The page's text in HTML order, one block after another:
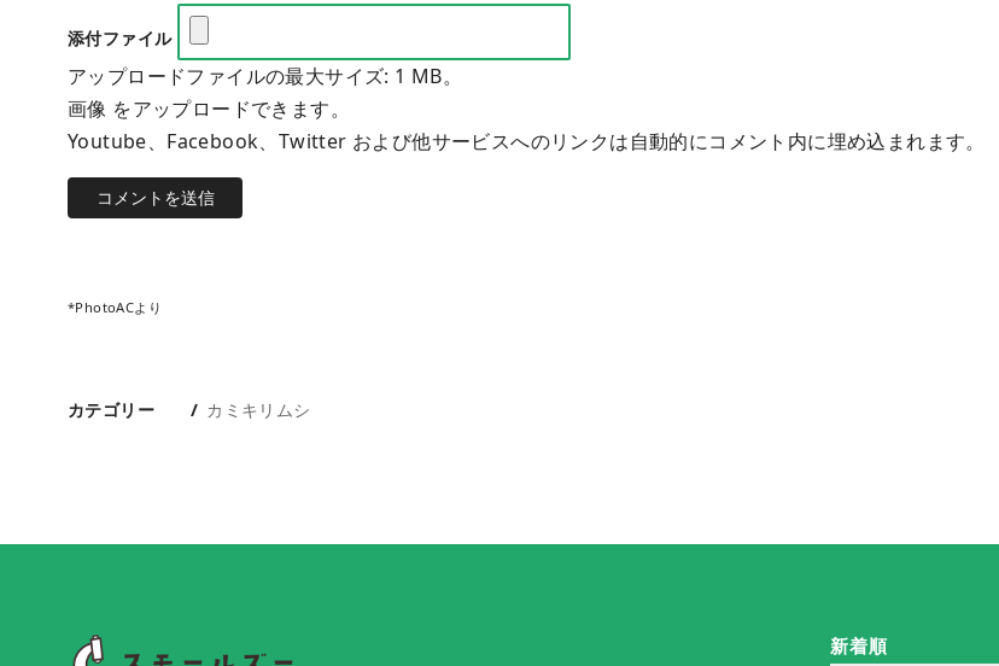
添付ファイル
アップロードファイルの最大サイズ: 1 MB。
画像 をアップロードできます。
Youtube、Facebook、Twitter および他サービスへのリンクは自動的にコメント内に埋め込まれます。
*PhotoACより
カテゴリー カミキリムシ
新着順